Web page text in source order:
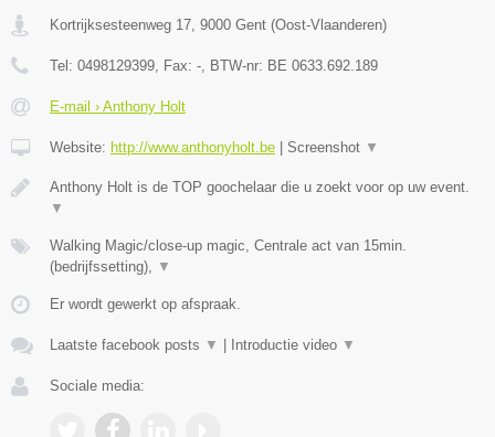
Kortrijksesteenweg 17, 9000 Gent (Oost-Vlaanderen)
Tel: 0498129399, Fax: -, BTW-nr: BE 0633.692.189
E-mail › Anthony Holt
Website: http://www.anthonyholt.be Screenshot ▼
Anthony Holt is de TOP goochelaar die u zoekt voor op uw event.
▼
Walking Magic/close-up magic, Centrale act van 15min.
(bedrijfssetting), ▼
Er wordt gewerkt op afspraak.
Laatste facebook posts ▼ Introductie video ▼
Sociale media: